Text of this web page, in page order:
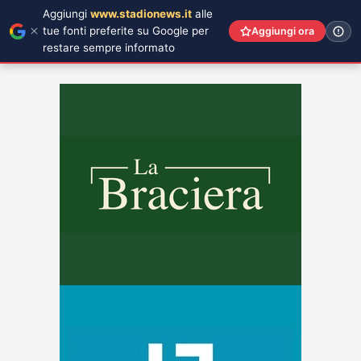
Aggiungi www.stadionews.it alle
tue fonti preferite su Google per
restare sempre informato
Aggiungi ora